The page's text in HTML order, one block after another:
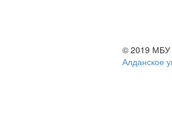
© 2019
Алданское